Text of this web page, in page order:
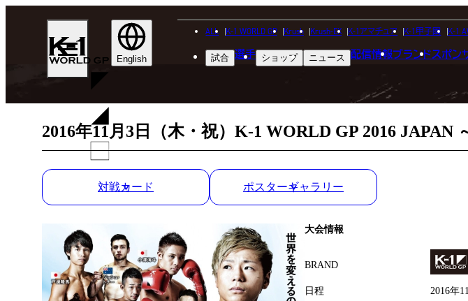
K-
1
WGP
English
ALL K-1 WORLD GP Krush Krush-EX K-1アマチュア K-1甲子園 K-1
試合 選手 ショップ ニュース 配信情報ブランドスポン
2016年11月3日（木・祝）K-1 WORLD GP 2016
対戦カード ポスターギャラリー
大会情報
BRAND
日程
2016年